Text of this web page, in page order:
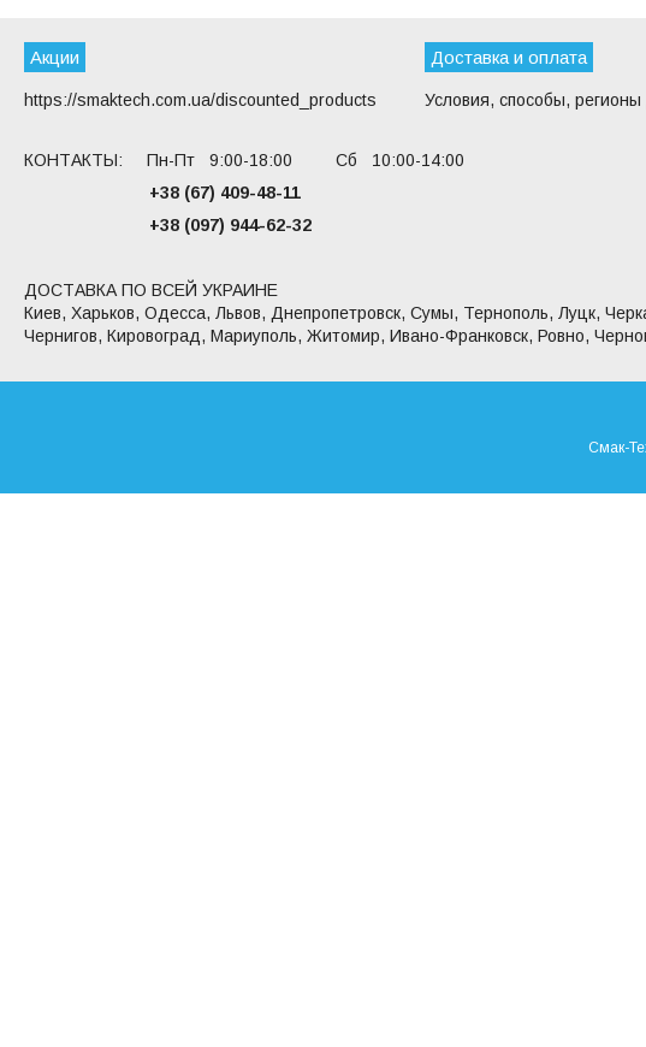
Акции
https://smaktech.com.ua/discounted_products
Доставка и оплата
Условия, способы, регионы
КОНТАКТЫ: Пн-Пт 9:00-18:00 Сб 10:00-14:00
+38 (67) 409-48-11
+38 (097) 944-62-32
ДОСТАВКА ПО ВСЕЙ УКРАИНЕ
Киев, Харьков, Одесса, Львов, Днепропетровск, Сумы, Тернополь, Луцк,
Чернигов, Кировоград, Мариуполь, Житомир, Ивано-Франковск, Ровно,